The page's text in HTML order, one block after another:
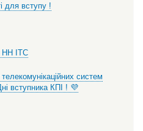
для вступу !
НН ІТС
систем
вступника КПІ ! 💜